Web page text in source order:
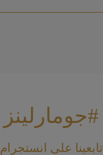
#جومارلينز
تابعينا على انستجرام